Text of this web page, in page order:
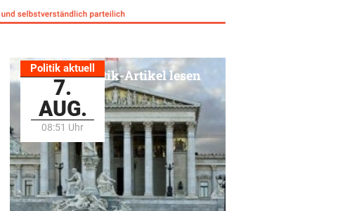
Politik aktuell
7.
AUG.
08:51 Uhr
Alle Politik-Artikel lesen